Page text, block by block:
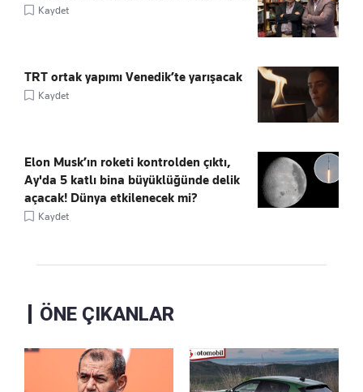
Kaydet
TRT ortak yapımı Venedik’te yarışacak
Kaydet
Elon Musk’ın roketi kontrolden çıktı,
Ay'da 5 katlı bina büyüklüğünde delik
açacak! Dünya etkilenecek mi?
Kaydet
ÖNE ÇIKANLAR